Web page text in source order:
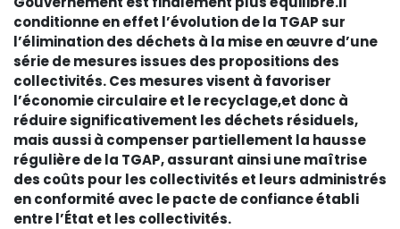
conditionne en effet l’évolution de la TGAP sur
l’élimination des déchets à la mise en œuvre d’une
série de mesures issues des propositions des
collectivités. Ces mesures visent à favoriser
l’économie circulaire et le recyclage,et donc à
réduire significativement les déchets résiduels,
mais aussi à compenser partiellement la hausse
régulière de la TGAP, assurant ainsi une maîtrise
des coûts pour les collectivités et leurs administrés
en conformité avec le pacte de confiance établi
entre l’État et les collectivités.